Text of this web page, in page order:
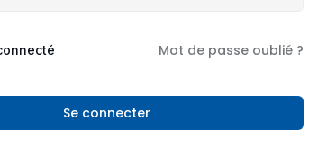
Mot de passe oublié ?
Se connecter